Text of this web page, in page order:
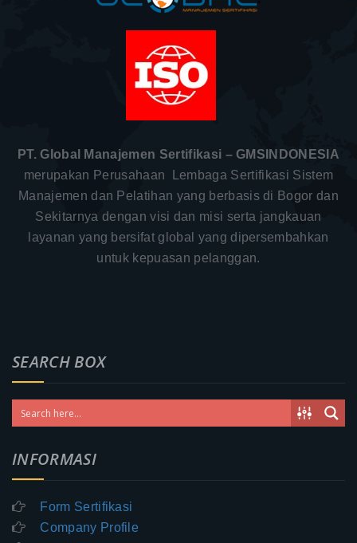
PT. Global Manajemen Sertifikasi – GMSINDONESIA
merupakan Perusahaan Lembaga Sertifikasi Sistem
Manajemen dan Pelatihan yang berbasis di Bogor dan
Sekitarnya dengan visi dan misi serta jangkauan
layanan yang bersifat global yang dipersembahkan
untuk kepuasan pelanggan.
SEARCH BOX
INFORMASI
Form Sertifikasi
Company Profile